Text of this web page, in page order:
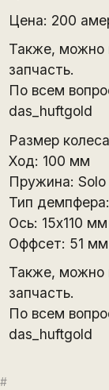
Цена: 200
Также, можно
запчасть.
По всем
das_huftgold
Размер
Ход: 100 мм
Пружина: Solo
Тип
Ось: 15x110
Оффсет: 51 мм
Также, можно
запчасть.
По всем
das_huftgold
#